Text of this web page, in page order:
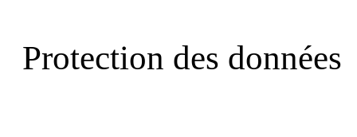
Protection des données